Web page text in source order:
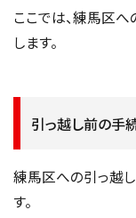
ここでは、練馬区
します。
引っ越し前の手
練馬区への引っ越
す。